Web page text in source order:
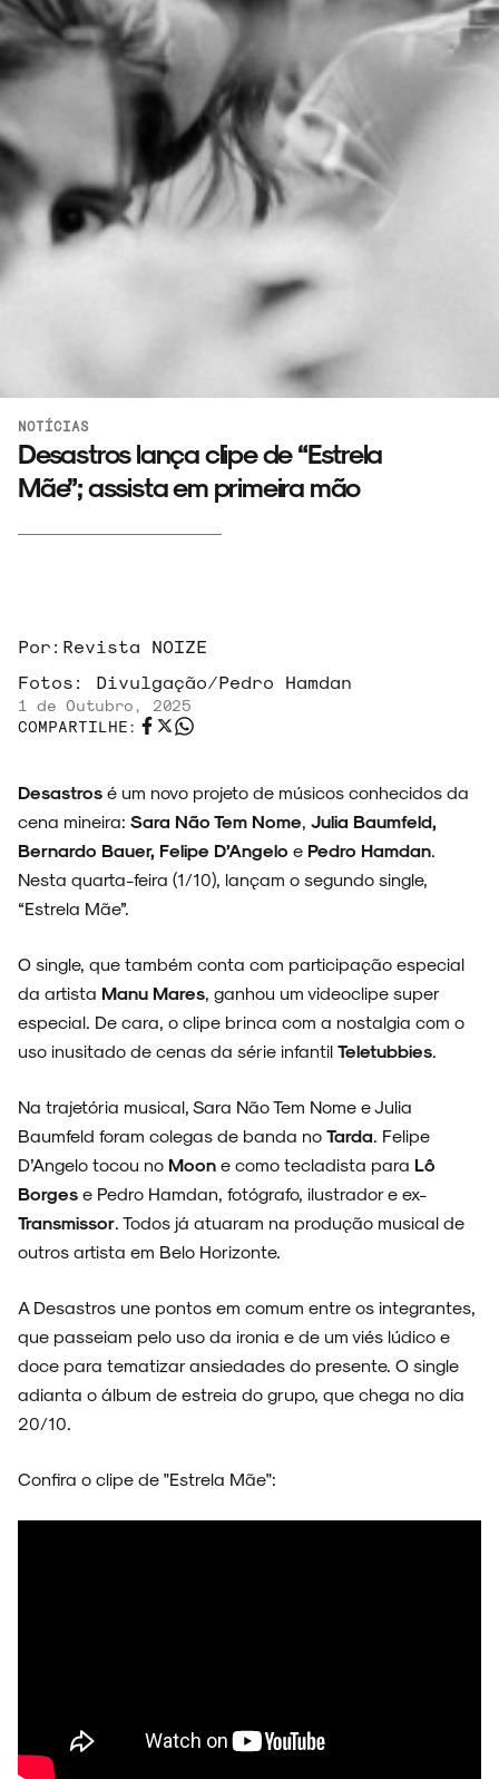
ENTREVISTAS
ESPECIAIS
NOIZE RECORD CLUB
NOTÍCIAS
Desastros lança clipe de “Estrela
Mãe”; assista em primeira mão
Por: Revista NOIZE
Fotos: Divulgação/Pedro Hamdan
1 de Outubro, 2025
COMPARTILHE:
Desastros é um novo projeto de músicos conhecidos da
cena mineira: Sara Não Tem Nome Julia Baumfeld,
Bernardo Bauer, Felipe D’Angelo e Pedro Hamdan
Nesta quarta-feira (1/10), lançam o segundo single,
“Estrela Mãe”.
O single, que também conta com participação especial
da artista Manu Mares , ganhou um videoclipe super
especial. De cara, o clipe brinca com a nostalgia com o
uso inusitado de cenas da série infantil Teletubbies
Na trajetória musical, Sara Não Tem Nome e Julia
Baumfeld foram colegas de banda no Tarda . Felipe
D’Angelo tocou no Moon e como tecladista para Lô
Borges e Pedro Hamdan, fotógrafo, ilustrador e ex-
Transmissor . Todos já atuaram na produção musical de
outros artista em Belo Horizonte.
A Desastros une pontos em comum entre os integrantes,
que passeiam pelo uso da ironia e de um viés lúdico e
doce para tematizar ansiedades do presente. O single
adianta o álbum de estreia do grupo, que chega no dia
20/10.
Confira o clipe de "Estrela Mãe":